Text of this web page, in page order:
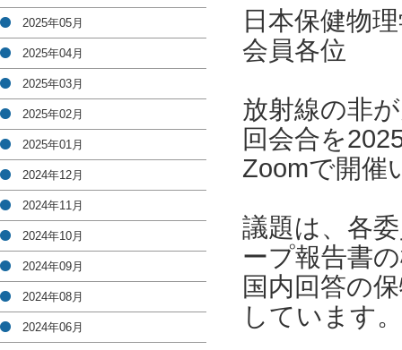
日本保健物
会員各位
放射線の非
回会合を
Zoomで開催
議題は、各
ープ報告書
国内回答の
しています。
2025年05月
2025年04月
2025年03月
2025年02月
2025年01月
2024年12月
2024年11月
2024年10月
2024年09月
2024年08月
2024年06月